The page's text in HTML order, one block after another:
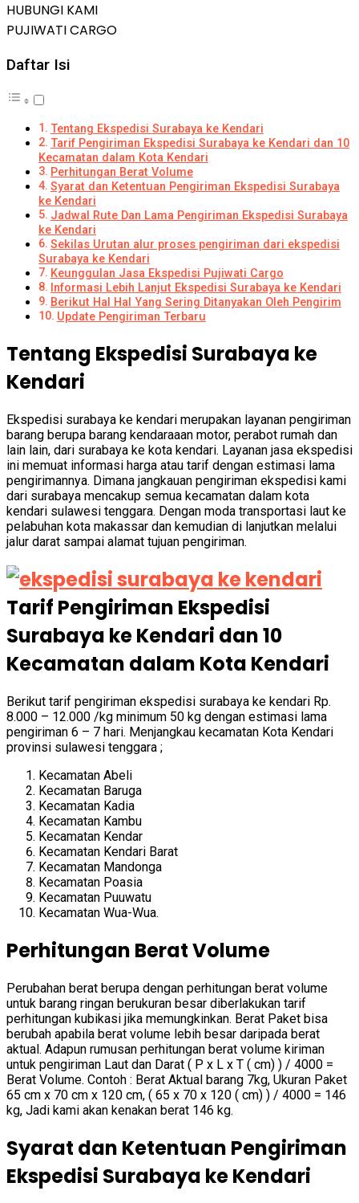
HUBUNGI KAMI
PUJIWATI CARGO
Daftar Isi
Tentang Ekspedisi Surabaya ke Kendari
Tarif Pengiriman Ekspedisi Surabaya ke Kendari dan 10
Kecamatan dalam Kota Kendari
Perhitungan Berat Volume
Syarat dan Ketentuan Pengiriman Ekspedisi Surabaya
ke Kendari
Jadwal Rute Dan Lama Pengiriman Ekspedisi Surabaya
ke Kendari
Sekilas Urutan alur proses pengiriman dari ekspedisi
Surabaya ke Kendari
Keunggulan Jasa Ekspedisi Pujiwati Cargo
Informasi Lebih Lanjut Ekspedisi Surabaya ke Kendari
Berikut Hal Hal Yang Sering Ditanyakan Oleh Pengirim
Update Pengiriman Terbaru
Tentang Ekspedisi Surabaya ke
Kendari
Ekspedisi surabaya ke kendari merupakan layanan pengiriman
barang berupa barang kendaraaan motor, perabot rumah dan
lain lain, dari surabaya ke kota kendari. Layanan jasa ekspedisi
ini memuat informasi harga atau tarif dengan estimasi lama
pengirimannya. Dimana jangkauan pengiriman ekspedisi kami
dari surabaya mencakup semua kecamatan dalam kota
kendari sulawesi tenggara. Dengan moda transportasi laut ke
pelabuhan kota makassar dan kemudian di lanjutkan melalui
jalur darat sampai alamat tujuan pengiriman.
Tarif Pengiriman Ekspedisi
Surabaya ke Kendari dan 10
Kecamatan dalam Kota Kendari
Berikut tarif pengiriman ekspedisi surabaya ke kendari Rp.
8.000 – 12.000 /kg minimum 50 kg dengan estimasi lama
pengiriman 6 – 7 hari. Menjangkau kecamatan Kota Kendari
provinsi sulawesi tenggara ;
Kecamatan Abeli
Kecamatan Baruga
Kecamatan Kadia
Kecamatan Kambu
Kecamatan Kendar
Kecamatan Kendari Barat
Kecamatan Mandonga
Kecamatan Poasia
Kecamatan Puuwatu
Kecamatan Wua-Wua.
Perhitungan Berat Volume
Perubahan berat berupa dengan perhitungan berat volume
untuk barang ringan berukuran besar diberlakukan tarif
perhitungan kubikasi jika memungkinkan. Berat Paket bisa
berubah apabila berat volume lebih besar daripada berat
aktual. Adapun rumusan perhitungan berat volume kiriman
untuk pengiriman Laut dan Darat ( P x L x T ( cm) ) / 4000 =
Berat Volume. Contoh : Berat Aktual barang 7kg, Ukuran Paket
65 cm x 70 cm x 120 cm, ( 65 x 70 x 120 ( cm) ) / 4000 = 146
kg, Jadi kami akan kenakan berat 146 kg.
Syarat dan Ketentuan Pengiriman
Ekspedisi Surabaya ke Kendari